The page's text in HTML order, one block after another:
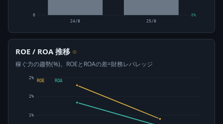
0 0%
24/8 25/8
ROE / ROA 推移 ⊙
稼ぐ力の趨勢(%)。ROEとROAの差=財務レバレッジ
1%
2%
2%
ROE ROA